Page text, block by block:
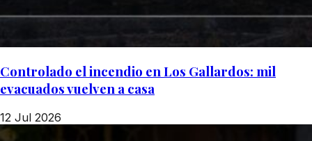
Controlado el incendio en Los Gallardos: mil
evacuados vuelven a casa
12 Jul 2026